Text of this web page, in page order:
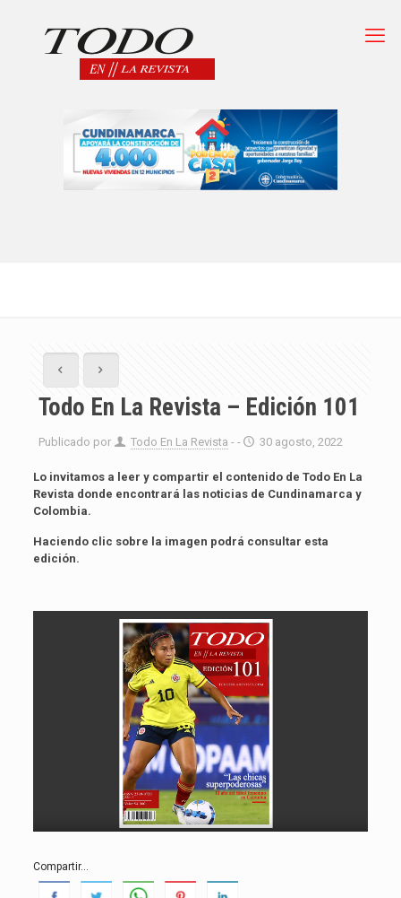
Todo En La Revista – Edición 101
Publicado por Todo En La Revista - - 30 agosto, 2022
Lo invitamos a leer y compartir el contenido de Todo En La
Revista donde encontrará las noticias de Cundinamarca y
Colombia.
Haciendo clic sobre la imagen podrá consultar esta
edición.
Compartir...